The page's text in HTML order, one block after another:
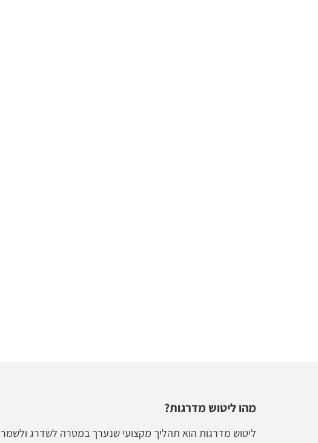
מהו ליטוש מדרגות?
ליטוש מדרגות הוא תהליך מקצועי שנערך במטרה לשדרג